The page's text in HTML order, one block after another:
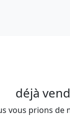
déjà
vous prions